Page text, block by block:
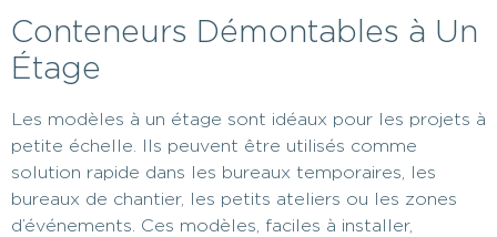
Conteneurs Démontables à Un
Étage
Les modèles à un étage sont idéaux pour les projets à
petite échelle. Ils peuvent être utilisés comme
solution rapide dans les bureaux temporaires, les
bureaux de chantier, les petits ateliers ou les zones
d’événements. Ces modèles, faciles à installer,